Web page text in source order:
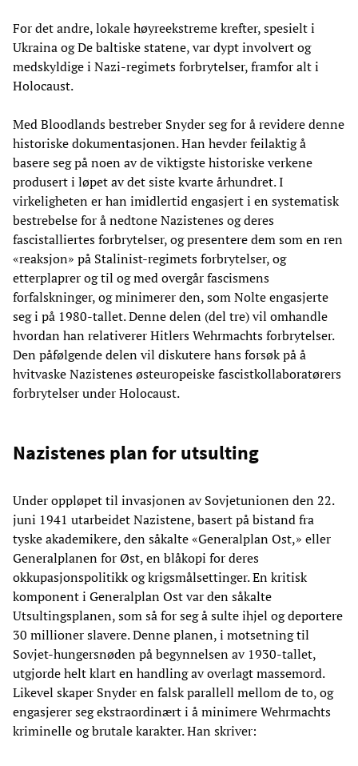
For det andre, lokale høyreekstreme krefter, spesielt i
Ukraina og De baltiske statene, var dypt involvert og
medskyldige i Nazi-regimets forbrytelser, framfor alt i
Holocaust.
Med Bloodlands bestreber Snyder seg for å revidere denne
historiske dokumentasjonen. Han hevder feilaktig å
basere seg på noen av de viktigste historiske verkene
produsert i løpet av det siste kvarte århundret. I
virkeligheten er han imidlertid engasjert i en systematisk
bestrebelse for å nedtone Nazistenes og deres
fascistalliertes forbrytelser, og presentere dem som en ren
«reaksjon» på Stalinist-regimets forbrytelser, og
etterplaprer og til og med overgår fascismens
forfalskninger, og minimerer den, som Nolte engasjerte
seg i på 1980-tallet. Denne delen (del tre) vil omhandle
hvordan han relativerer Hitlers Wehrmachts forbrytelser.
Den påfølgende delen vil diskutere hans forsøk på å
hvitvaske Nazistenes østeuropeiske fascistkollaboratørers
forbrytelser under Holocaust.
Nazistenes plan for utsulting
Under oppløpet til invasjonen av Sovjetunionen den 22.
juni 1941 utarbeidet Nazistene, basert på bistand fra
tyske akademikere, den såkalte «Generalplan Ost,» eller
Generalplanen for Øst, en blåkopi for deres
okkupasjonspolitikk og krigsmålsettinger. En kritisk
komponent i Generalplan Ost var den såkalte
Utsultingsplanen, som så for seg å sulte ihjel og deportere
30 millioner slavere. Denne planen, i motsetning til
Sovjet-hungersnøden på begynnelsen av 1930-tallet,
utgjorde helt klart en handling av overlagt massemord.
Likevel skaper Snyder en falsk parallell mellom de to, og
engasjerer seg ekstraordinært i å minimere Wehrmachts
kriminelle og brutale karakter. Han skriver: